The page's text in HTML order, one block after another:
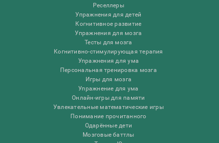
Реселлеры
Упражнения для детей
Когнитивное развитие
Упражнения для мозга
Тесты для мозга
Когнитивно-стимулирующая терапия
Упражнения для ума
Персональная тренировка мозга
Игры для мозга
Упражнение для ума
Онлайн-игры для памяти
Увлекательные математические игры
Понимание прочитанного
Одарённые дети
Мозговые баттлы